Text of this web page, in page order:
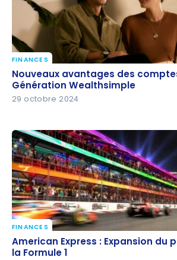
Nouveaux avantages des comptes
Génération Wealthsimple
FINANCES
Nouveaux avantages des
Génération Wealthsimple
29 octobre 2024
American Express : Expansion du
la Formule 1
FINANCES
American Express : Expansion du
la Formule 1